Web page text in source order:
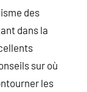
des
dans la
sur où
les